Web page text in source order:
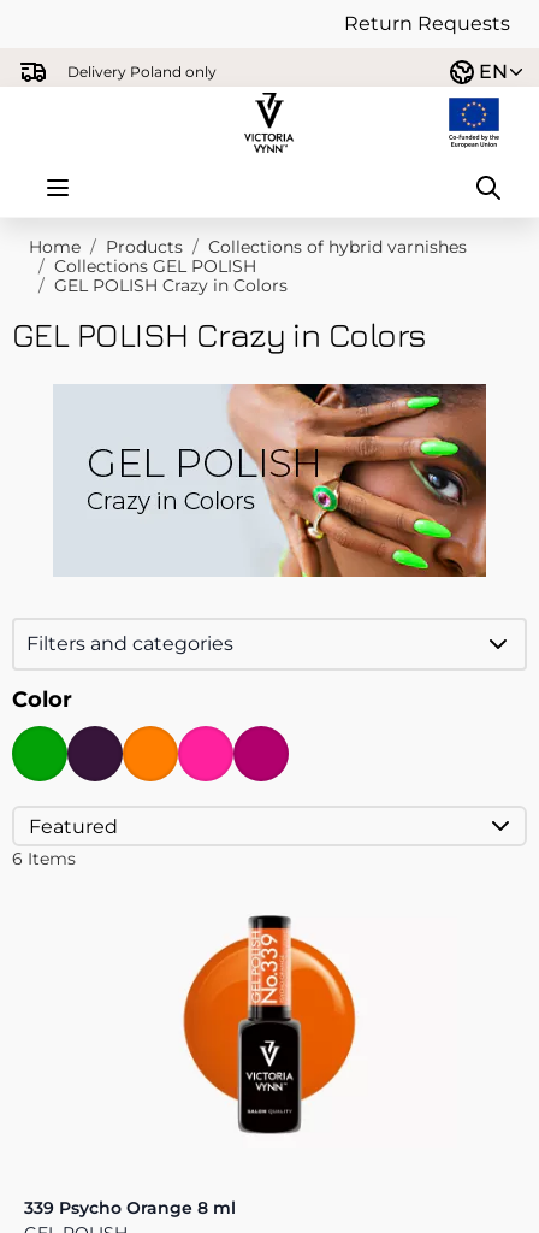
Return Requests
Skip to ContentDelivery Poland only EN
Home / Products / Collections of hybrid varnishes
/ Collections GEL POLISH
/ GEL POLISH Crazy in Colors
GEL POLISH Crazy in Colors
Filters and categories
Color
6 Items
339 Psycho Orange 8 ml